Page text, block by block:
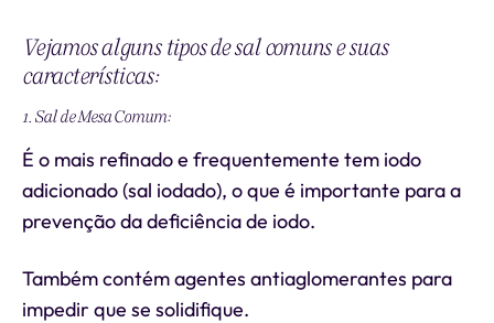
Vejamos alguns tipos de sal comuns e suas
características:
1. Sal de Mesa Comum:
É o mais refinado e frequentemente tem iodo
adicionado (sal iodado), o que é importante para a
prevenção da deficiência de iodo.
Também contém agentes antiaglomerantes para
impedir que se solidifique.